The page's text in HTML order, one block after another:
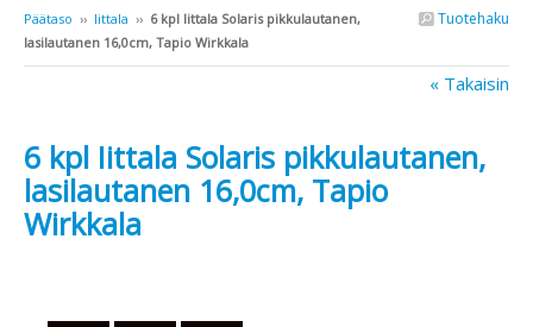
Tuotehaku
Päätaso ›› Iittala ›› 6 kpl Iittala Solaris pikkulautanen,
lasilautanen 16,0cm, Tapio Wirkkala
« Takaisin
6 kpl Iittala Solaris pikkulautanen,
lasilautanen 16,0cm, Tapio
Wirkkala